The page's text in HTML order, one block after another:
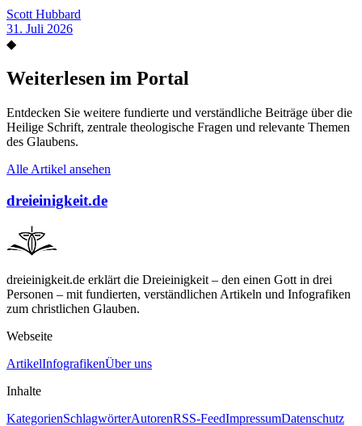
Scott Hubbard
31. Juli 2026
◆
Weiterlesen im Portal
Entdecken Sie weitere fundierte und verständliche Beiträge über die
Heilige Schrift, zentrale theologische Fragen und relevante Themen
des Glaubens.
Alle Artikel ansehen
dreieinigkeit.de
dreieinigkeit.de erklärt die Dreieinigkeit – den einen Gott in drei
Personen – mit fundierten, verständlichen Artikeln und Infografiken
zum christlichen Glauben.
Webseite
ArtikelInfografikenÜber uns
Inhalte
KategorienSchlagwörterAutorenRSS-FeedImpressumDatenschutz